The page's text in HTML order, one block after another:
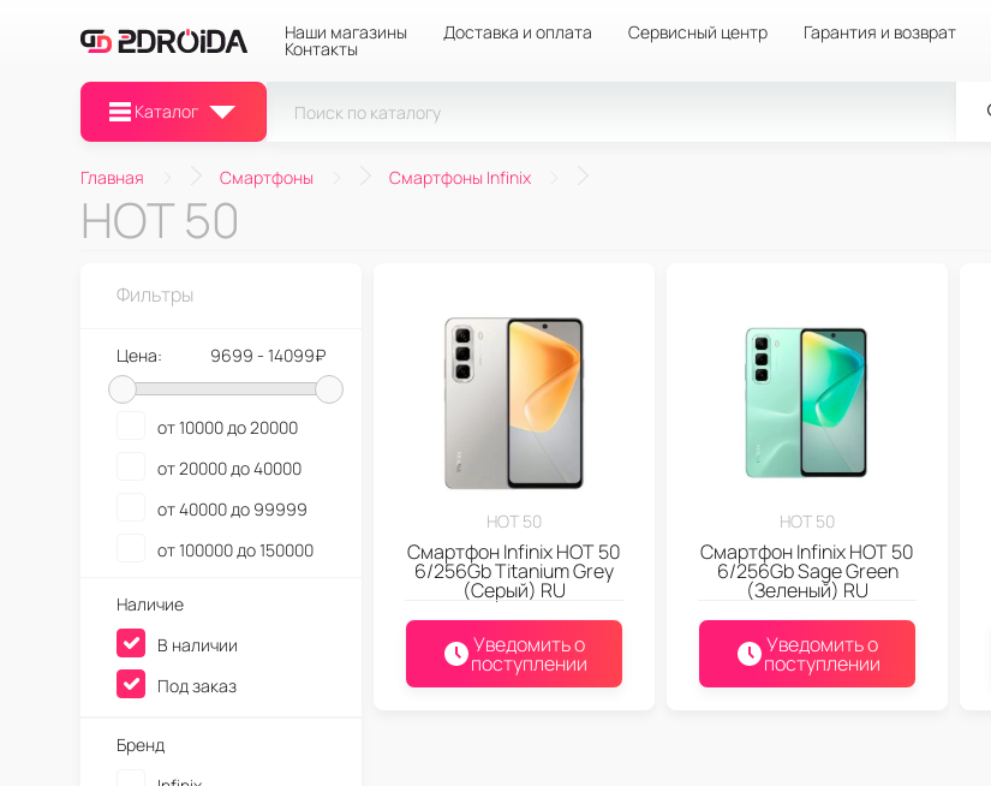
Наши магазины Доставка и оплата Сервисный центр Гарантия и возврат
Контакты
Каталог
Главная Смартфоны Смартфоны Infinix
HOT 50
HOT 50
Смартфон Infinix HOT 50
6/256Gb Titanium Grey
(Серый) RU
Уведомить о
поступлении
HOT 50
Смартфон Infinix HOT 50
6/256Gb Sage Green
(Зеленый) RU
Уведомить о
поступлении
Фильтры
Цена: 9699 - 14099₽
от 10000 до 20000
от 20000 до 40000
от 40000 до 99999
от 100000 до 150000
Наличие
В наличии
Под заказ
Бренд